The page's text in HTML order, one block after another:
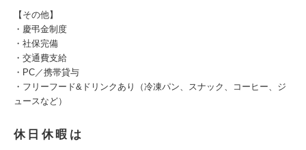
【その他】
・慶弔金制度
・社保完備
・交通費支給
・PC／携帯貸与
・フリーフード&ドリンクあり（冷凍パン、スナック、コーヒー、ジ
ュースなど）
休日休暇は